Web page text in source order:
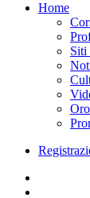
Home
Siti